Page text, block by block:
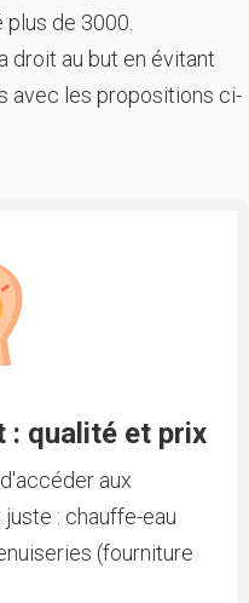
de 3000.
droit au but en évitant
avec les propositions ci-
: qualité et prix
aux
: chauffe-eau
(fourniture